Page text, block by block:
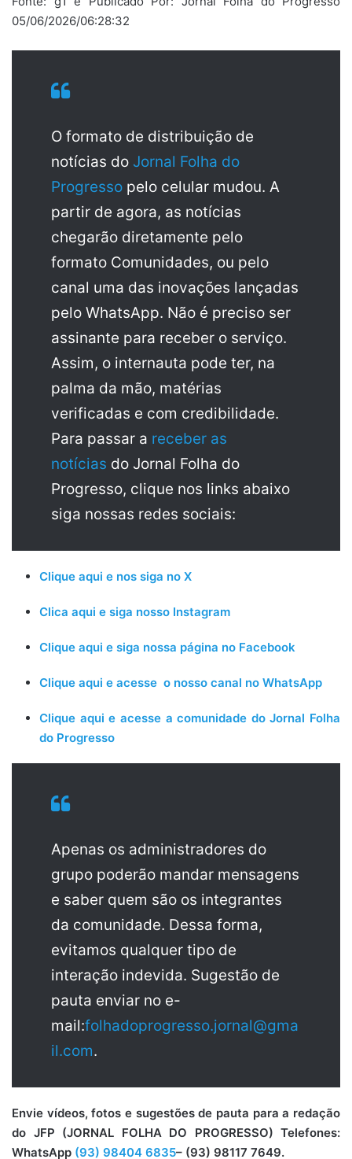
05/06/2026/06:28:32
O formato de distribuição de
notícias do Jornal Folha do
Progresso pelo celular mudou. A
partir de agora, as notícias
chegarão diretamente pelo
formato Comunidades, ou pelo
canal uma das inovações lançadas
pelo WhatsApp. Não é preciso ser
assinante para receber o serviço.
Assim, o internauta pode ter, na
palma da mão, matérias
verificadas e com credibilidade.
Para passar a receber as
notícias do Jornal Folha do
Progresso, clique nos links abaixo
siga nossas redes sociais:
Clique aqui e nos siga no X
Clica aqui e siga nosso Instagram
Clique aqui e siga nossa página no Facebook
Clique aqui e acesse o nosso canal no WhatsApp
Clique aqui e acesse a comunidade do Jornal Folha
do Progresso
Apenas os administradores do
grupo poderão mandar mensagens
e saber quem são os integrantes
da comunidade. Dessa forma,
evitamos qualquer tipo de
interação indevida. Sugestão de
pauta enviar no e-
mail:folhadoprogresso.jornal@gma
il.com.
Envie vídeos, fotos e sugestões de pauta para a redação
do JFP (JORNAL FOLHA DO PROGRESSO) Telefones:
WhatsApp (93) 98404 6835– (93) 98117 7649.